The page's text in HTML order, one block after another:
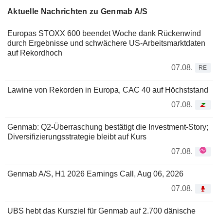
Aktuelle Nachrichten zu Genmab A/S
Europas STOXX 600 beendet Woche dank Rückenwind
durch Ergebnisse und schwächere US-Arbeitsmarktdaten
auf Rekordhoch
07.08.
RE
Lawine von Rekorden in Europa, CAC 40 auf Höchststand
07.08.
Genmab: Q2-Überraschung bestätigt die Investment-Story;
Diversifizierungsstrategie bleibt auf Kurs
07.08.
Genmab A/S, H1 2026 Earnings Call, Aug 06, 2026
07.08.
UBS hebt das Kursziel für Genmab auf 2.700 dänische